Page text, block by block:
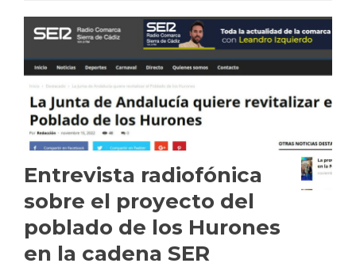
Entrevista radiofónica
sobre el proyecto del
poblado de los Hurones
en la cadena SER